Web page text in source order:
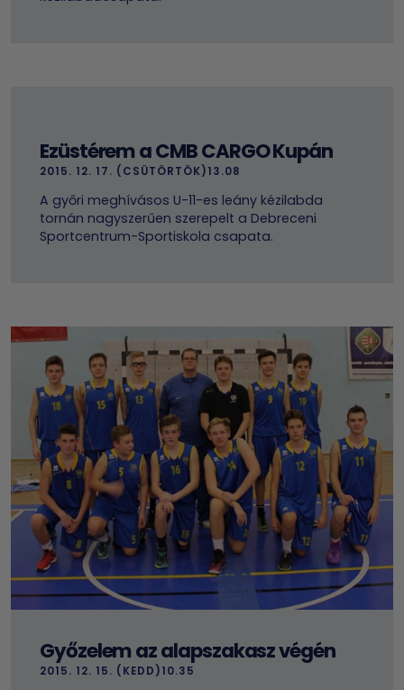
Ezüstérem a CMB CARGO Kupán
2015. 12. 17. (CSÜTÖRTÖK)13.08
A győri meghívásos U-11-es leány kézilabda
tornán nagyszerűen szerepelt a Debreceni
Sportcentrum-Sportiskola csapata.
Győzelem az alapszakasz végén
2015. 12. 15. (KEDD)10.35